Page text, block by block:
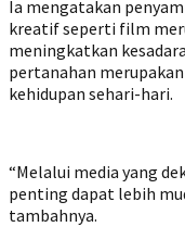
Ia mengatakan
kreatif seperti film
meningkatkan
pertanahan
kehidupan sehari-hari.
“Melalui media yang
penting dapat lebih
tambahnya.